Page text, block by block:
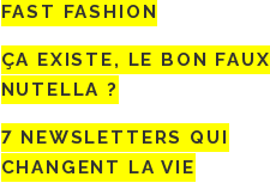
FAST FASHION
ÇA EXISTE, LE BON FAUX
NUTELLA ?
7 NEWSLETTERS QUI
CHANGENT LA VIE